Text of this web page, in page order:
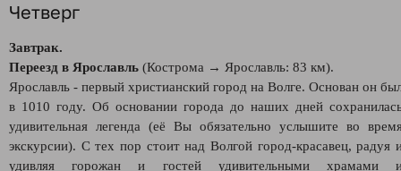
Четверг
Завтрак.
Переезд в Ярославль (Кострома → Ярославль: 83 км).
Ярославль - первый христианский город на Волге. Основан он
в 1010 году. Об основании города до наших дней
удивительная легенда (её Вы обязательно услышите во
экскурсии). С тех пор стоит над Волгой город-красавец, радуя
удивляя горожан и гостей удивительными храмами